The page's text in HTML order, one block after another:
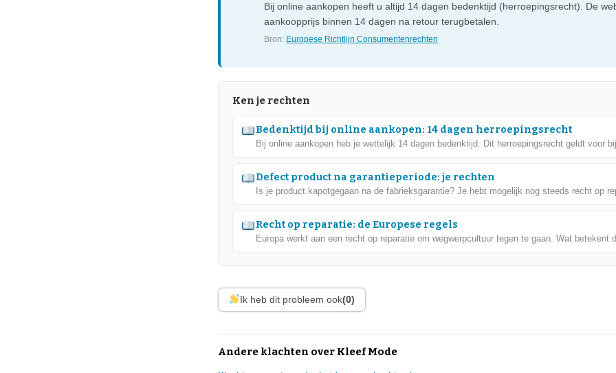
Bij online aankopen heeft u altijd 14 dagen bedenktijd (herroepingsrecht). De
aankoopprijs binnen 14 dagen na retour terugbetalen.
Bron: Europese Richtlijn Consumentenrechten
Ken je rechten
Bedenktijd bij online aankopen: 14 dagen herroepingsrecht
Bij online aankopen heb je wettelijk 14 dagen bedenktijd. Dit herroepingsrecht geldt voor
Defect product na garantieperiode: je rechten
Is je product kapotgegaan na de fabrieksgarantie? Je hebt mogelijk nog steeds recht op
Recht op reparatie: de Europese regels
Europa werkt aan een recht op reparatie om wegwerpcultuur tegen te gaan. Wat betekent
Ik heb dit probleem ook(0)
Andere klachten over Kleef Mode